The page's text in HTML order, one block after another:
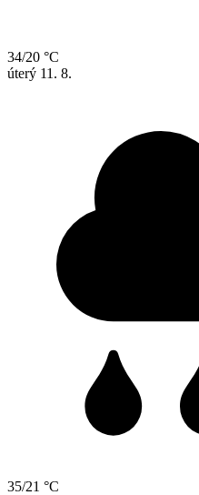
34/20 °C
úterý 11. 8.
35/21 °C